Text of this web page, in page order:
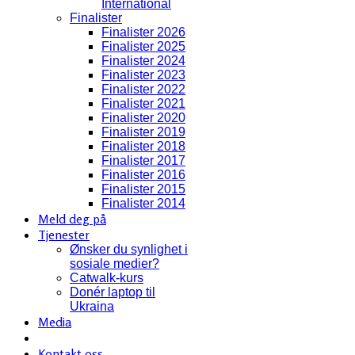
International
Finalister
Finalister 2026
Finalister 2025
Finalister 2024
Finalister 2023
Finalister 2022
Finalister 2021
Finalister 2020
Finalister 2019
Finalister 2018
Finalister 2017
Finalister 2016
Finalister 2015
Finalister 2014
Meld deg på
Tjenester
Ønsker du synlighet i
sosiale medier?
Catwalk-kurs
Donér laptop til
Ukraina
Media